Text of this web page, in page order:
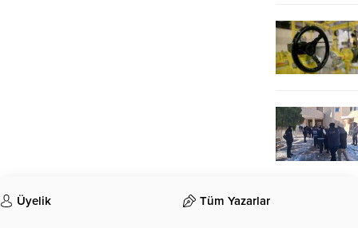
Üyelik Tüm Yazarlar